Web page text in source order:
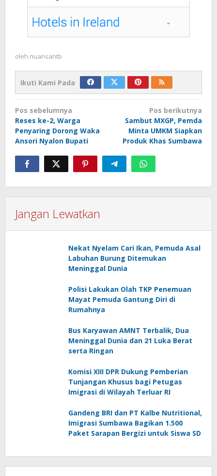
oleh nuansantb
Ikuti Kami Pada
Navigasi
pos
Pos sebelumnya
Reses ke-2, Warga
Penyaring Dorong Waka
Ansori Nyalon Bupati
Pos berikutnya
Sambut MXGP, Pemda
Minta UMKM Siapkan
Produk Khas Sumbawa
Jangan Lewatkan
Nekat Nyelam Cari Ikan, Pemuda Asal
Labuhan Burung Ditemukan
Meninggal Dunia
Polisi Lakukan Olah TKP Penemuan
Mayat Pemuda Gantung Diri di
Rumahnya
Bus Karyawan AMNT Terbalik, Dua
Meninggal Dunia dan 21 Luka Berat
serta Ringan
Komisi XIII DPR Dukung Pemberian
Tunjangan Khusus bagi Petugas
Imigrasi di Wilayah Terluar RI
Gandeng BRI dan PT Kalbe Nutritional,
Imigrasi Sumbawa Bagikan 1.500
Paket Sarapan Bergizi untuk Siswa SD